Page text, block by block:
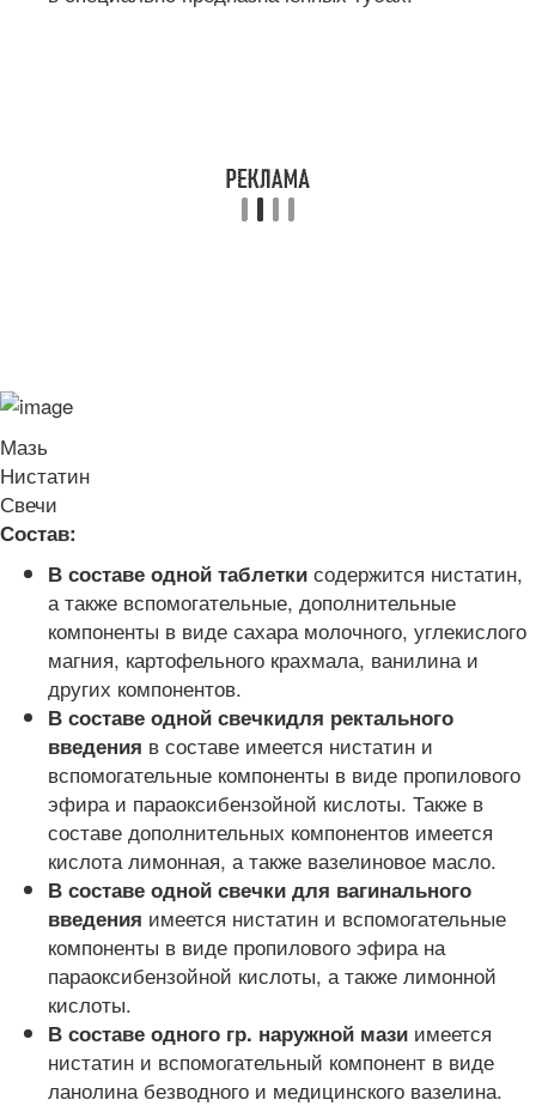
Мазь
Нистатин
Свечи
Состав:
В составе одной таблетки содержится нистатин,
а также вспомогательные, дополнительные
компоненты в виде сахара молочного, углекислого
магния, картофельного крахмала, ванилина и
других компонентов.
В составе одной свечкидля ректального
введения в составе имеется нистатин и
вспомогательные компоненты в виде пропилового
эфира и параоксибензойной кислоты. Также в
составе дополнительных компонентов имеется
кислота лимонная, а также вазелиновое масло.
В составе одной свечки для вагинального
введения имеется нистатин и вспомогательные
компоненты в виде пропилового эфира на
параоксибензойной кислоты, а также лимонной
кислоты.
В составе одного гр. наружной мази имеется
нистатин и вспомогательный компонент в виде
ланолина безводного и медицинского вазелина.